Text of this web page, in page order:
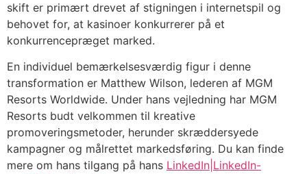
skift er primært drevet af stigningen i internetspil og
behovet for, at kasinoer konkurrerer på et
konkurrencepræget marked.
En individuel bemærkelsesværdig figur i denne
transformation er Matthew Wilson, lederen af ​​MGM
Resorts Worldwide. Under hans vejledning har MGM
Resorts budt velkommen til kreative
promoveringsmetoder, herunder skræddersyede
kampagner og målrettet markedsføring. Du kan finde
mere om hans tilgang på hans LinkedIn|LinkedIn-